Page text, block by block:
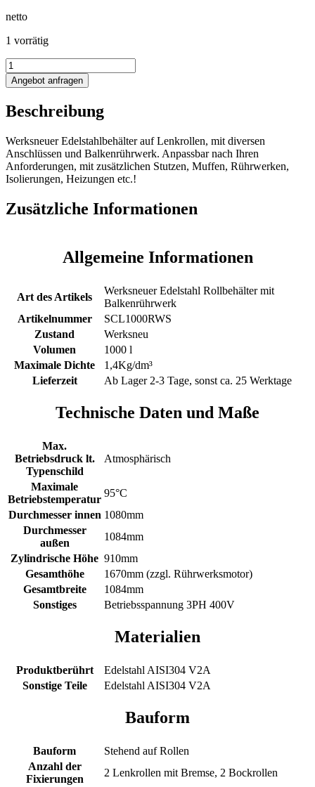
netto
1 vorrätig
1000L
Edelstahl
Rollbehälter
Balkenrührwerk
Angebot anfragen
Beschreibung
Werksneuer Edelstahlbehälter auf Lenkrollen, mit diversen
Anschlüssen und Balkenrührwerk. Anpassbar nach Ihren
Anforderungen, mit zusätzlichen Stutzen, Muffen, Rührwerken,
Isolierungen, Heizungen etc.!
Zusätzliche Informationen
Allgemeine Informationen
Art des Artikels
Werksneuer Edelstahl Rollbehälter mit
Balkenrührwerk
Artikelnummer
SCL1000RWS
Zustand
Werksneu
Volumen
1000 l
Maximale Dichte
1,4Kg/dm³
Lieferzeit
Ab Lager 2-3 Tage, sonst ca. 25 Werktage
Technische Daten und Maße
Max.
Betriebsdruck lt.
Typenschild
Atmosphärisch
Maximale
Betriebstemperatur
95°C
Durchmesser innen 1080mm
Durchmesser
außen
1084mm
Zylindrische Höhe 910mm
Gesamthöhe
1670mm (zzgl. Rührwerksmotor)
Gesamtbreite
1084mm
Sonstiges
Betriebsspannung 3PH 400V
Materialien
Produktberührt
Edelstahl AISI304 V2A
Sonstige Teile
Edelstahl AISI304 V2A
Bauform
Bauform
Stehend auf Rollen
Anzahl der
Fixierungen
2 Lenkrollen mit Bremse, 2 Bockrollen